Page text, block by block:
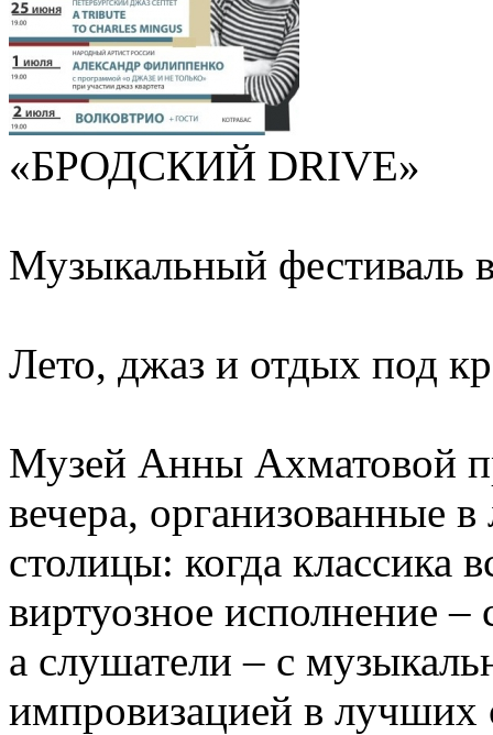
«БРОДСКИЙ DRIVE»
Музыкальный фестиваль
Лето, джаз и отдых под
Музей Анны Ахматовой
вечера, организованные
столицы: когда классика
виртуозное исполнение
а слушатели – с
импровизацией в лучших